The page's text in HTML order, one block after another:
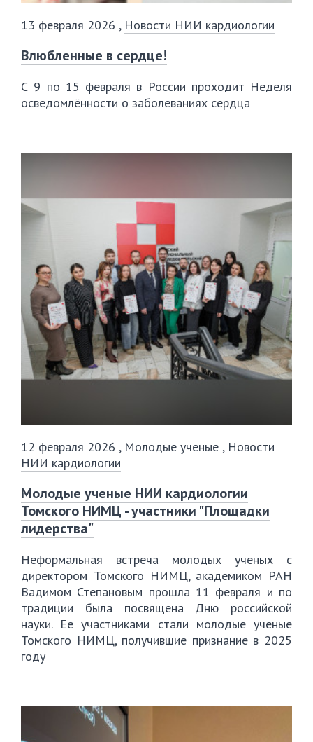
13 февраля 2026 , Новости НИИ кардиологии
Влюбленные в сердце!
С 9 по 15 февраля в России проходит Неделя
осведомлённости о заболеваниях сердца
12 февраля 2026 , Молодые ученые , Новости
НИИ кардиологии
️Молодые ученые НИИ кардиологии
Томского НИМЦ - участники "Площадки
лидерства"
Неформальная встреча молодых ученых с
директором Томского НИМЦ, академиком РАН
Вадимом Степановым прошла 11 февраля и по
традиции была посвящена Дню российской
науки. Ее участниками стали молодые ученые
Томского НИМЦ, получившие признание в 2025
году